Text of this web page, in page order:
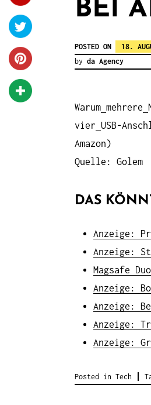
BEI
POSTED ON
18.
by da Agency
Warum mehrere
vier USB-
Amazon)
Quelle: Golem
DAS
Anzeige:
Anzeige:
Magsafe
Anzeige:
Anzeige:
Anzeige:
Anzeige:
Posted in Tech